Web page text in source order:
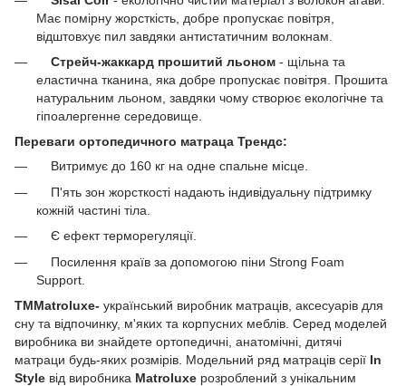
Має помірну жорсткість, добре пропускає повітря,
відштовхує пил завдяки антистатичним волокнам.
Стрейч-жаккард прошитий льоном - щільна та
еластична тканина, яка добре пропускає повітря. Прошита
натуральним льоном, завдяки чому створює екологічне та
гіпоалергенне середовище.
Переваги ортопедичного матраца Трендс:
Витримує до 160 кг на одне спальне місце.
П'ять зон жорсткості надають індивідуальну підтримку
кожній частині тіла.
Є ефект терморегуляції.
Посилення країв за допомогою піни Strong Foam
Support.
ТМMatroluxe- український виробник матраців, аксесуарів для
сну та відпочинку, м'яких та корпусних меблів. Серед моделей
виробника ви знайдете ортопедичні, анатомічні, дитячі
матраци будь-яких розмірів. Модельний ряд матраців серії In
Style від виробника Matroluxe розроблений з унікальним